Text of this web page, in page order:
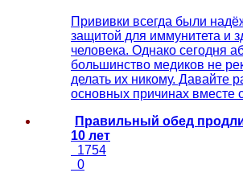
Прививки всегда были
защитой для иммунитета и
человека. Однако сегодня
большинство медиков не
делать их никому. Давайте
основных причинах вместе
Правильный обед
10 лет
1754
0